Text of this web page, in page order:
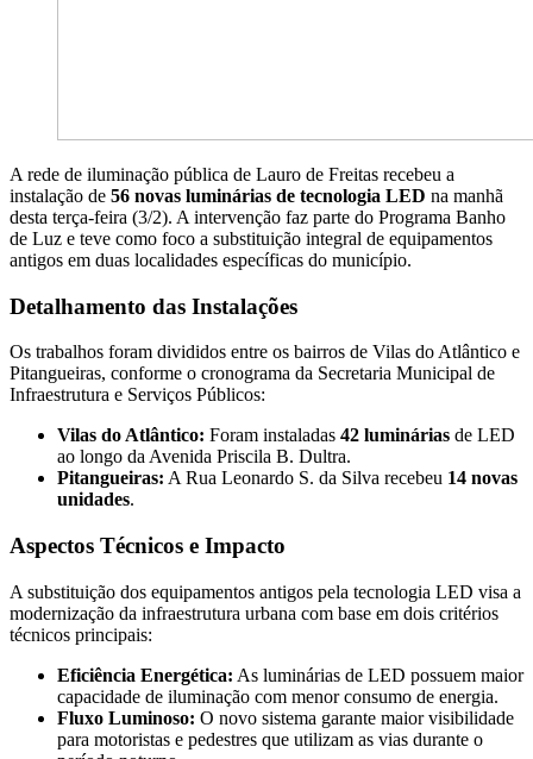
A rede de iluminação pública de Lauro de Freitas recebeu a
instalação de 56 novas luminárias de tecnologia LED na manhã
desta terça-feira (3/2). A intervenção faz parte do Programa Banho
de Luz e teve como foco a substituição integral de equipamentos
antigos em duas localidades específicas do município.
Detalhamento das Instalações
Os trabalhos foram divididos entre os bairros de Vilas do Atlântico e
Pitangueiras, conforme o cronograma da Secretaria Municipal de
Infraestrutura e Serviços Públicos:
Vilas do Atlântico: Foram instaladas 42 luminárias de LED
ao longo da Avenida Priscila B. Dultra.
Pitangueiras: A Rua Leonardo S. da Silva recebeu 14 novas
unidades.
Aspectos Técnicos e Impacto
A substituição dos equipamentos antigos pela tecnologia LED visa a
modernização da infraestrutura urbana com base em dois critérios
técnicos principais:
Eficiência Energética: As luminárias de LED possuem maior
capacidade de iluminação com menor consumo de energia.
Fluxo Luminoso: O novo sistema garante maior visibilidade
para motoristas e pedestres que utilizam as vias durante o